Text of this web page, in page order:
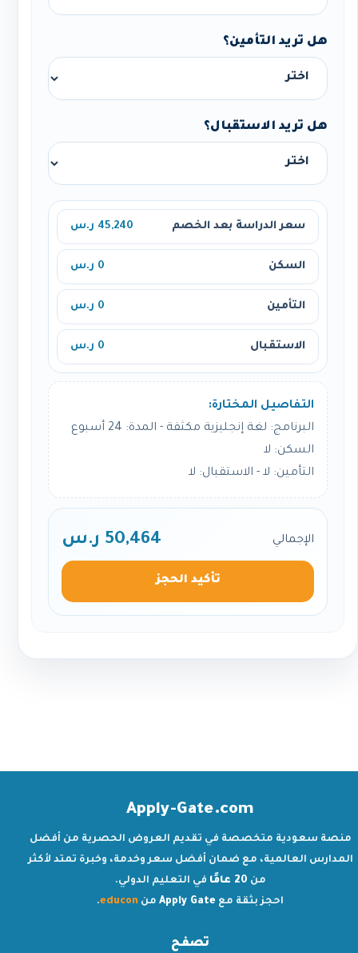
هل تريد التأمين؟
هل تريد الاستقبال؟
سعر الدراسة بعد الخصم 45,240 ر.س
السكن 0 ر.س
التأمين 0 ر.س
الاستقبال 0 ر.س
التفاصيل المختارة:
البرنامج: لغة إنجليزية مكثفة - المدة: 24 أسبوع
السكن: لا
التأمين: لا - الاستقبال: لا
الإجمالي 50,464 ر.س
تأكيد الحجز
Apply-Gate.com
منصة سعودية متخصصة في تقديم العروض الحصرية من أفضل
المدارس العالمية، مع ضمان أفضل سعر وخدمة، وخبرة تمتد لأكثر
من 20 عامًا
في التعليم الدولي.
احجز بثقة مع Apply Gate من educon
.
تصفح